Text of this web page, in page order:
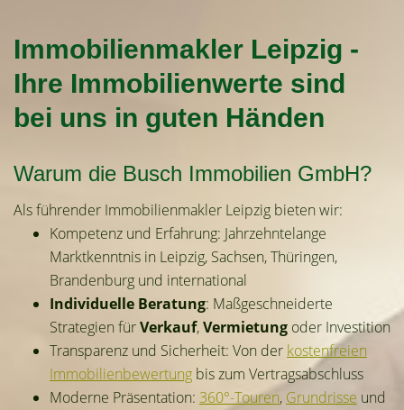
Immobilienmakler Leipzig -
Ihre Immobilienwerte sind
bei uns in guten Händen
Warum die Busch Immobilien GmbH?
Als führender Immobilienmakler Leipzig bieten wir:
Kompetenz und Erfahrung: Jahrzehntelange
Marktkenntnis in Leipzig, Sachsen, Thüringen,
Brandenburg und international
Individuelle Beratung: Maßgeschneiderte
Strategien fürVerkauf,Vermietung oder Investition
Transparenz und Sicherheit: Von der kostenfreien
Immobilienbewertung bis zum Vertragsabschluss
Moderne Präsentation: 360°-Touren, Grundrisse und